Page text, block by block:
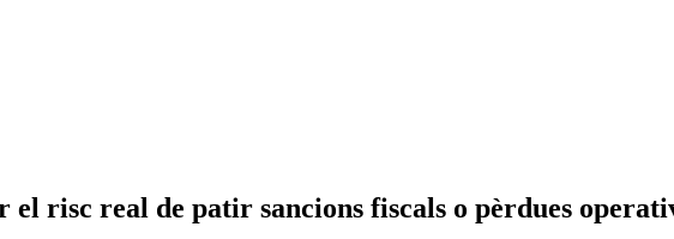
el risc real de patir sancions fiscals o pèrdues